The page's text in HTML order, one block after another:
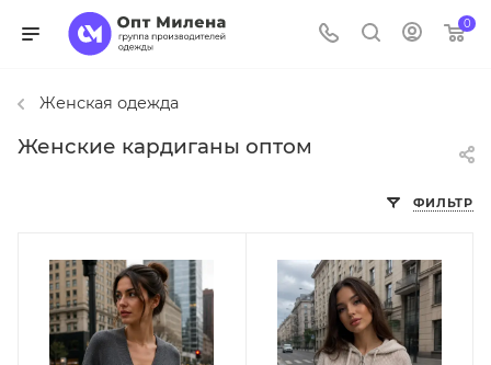
0
Женская одежда
Женские кардиганы оптом
ФИЛЬТР